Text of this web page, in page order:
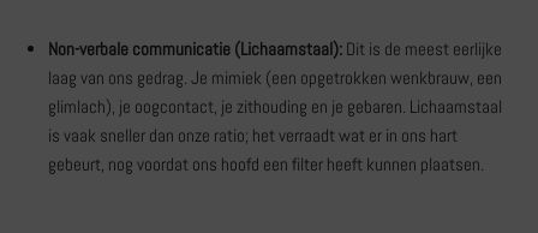
Non-verbale communicatie (Lichaamstaal): Dit is de meest eerlijke
laag van ons gedrag. Je mimiek (een opgetrokken wenkbrauw, een
glimlach), je oogcontact, je zithouding en je gebaren. Lichaamstaal
is vaak sneller dan onze ratio; het verraadt wat er in ons hart
gebeurt, nog voordat ons hoofd een filter heeft kunnen plaatsen.